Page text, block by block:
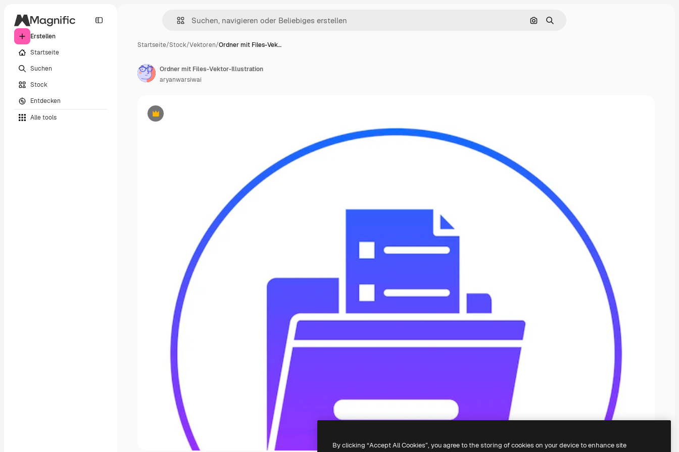
Erstellen
Startseite
Suchen
Stock
Entdecken
Alle tools
Nach Bild suchen
Suchen
Startseite/Stock/Vektoren/Ordner mit Files-Vek…
Premium
Ordner mit Files-Vektor-Illustration
aryanwarsiwai
By clicking “Accept All Cookies”, you agree to the storing of cookies on your device to enhance site